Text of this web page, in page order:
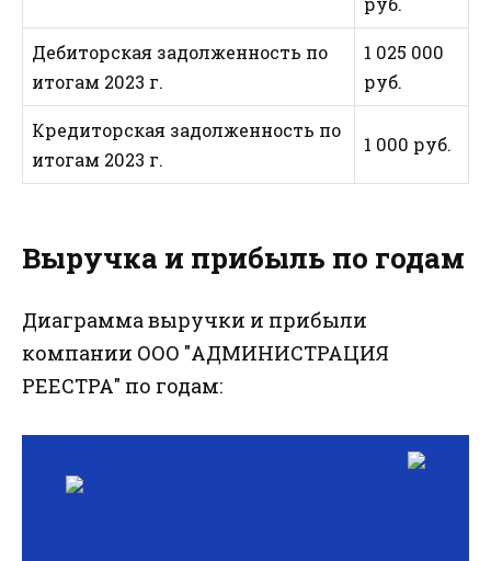
Дебиторская задолженность по
итогам 2023 г.
1 025 000
руб.
Кредиторская задолженность по
итогам 2023 г.
1 000 руб.
Выручка и прибыль по годам
Диаграмма выручки и прибыли
компании ООО "АДМИНИСТРАЦИЯ
РЕЕСТРА" по годам: